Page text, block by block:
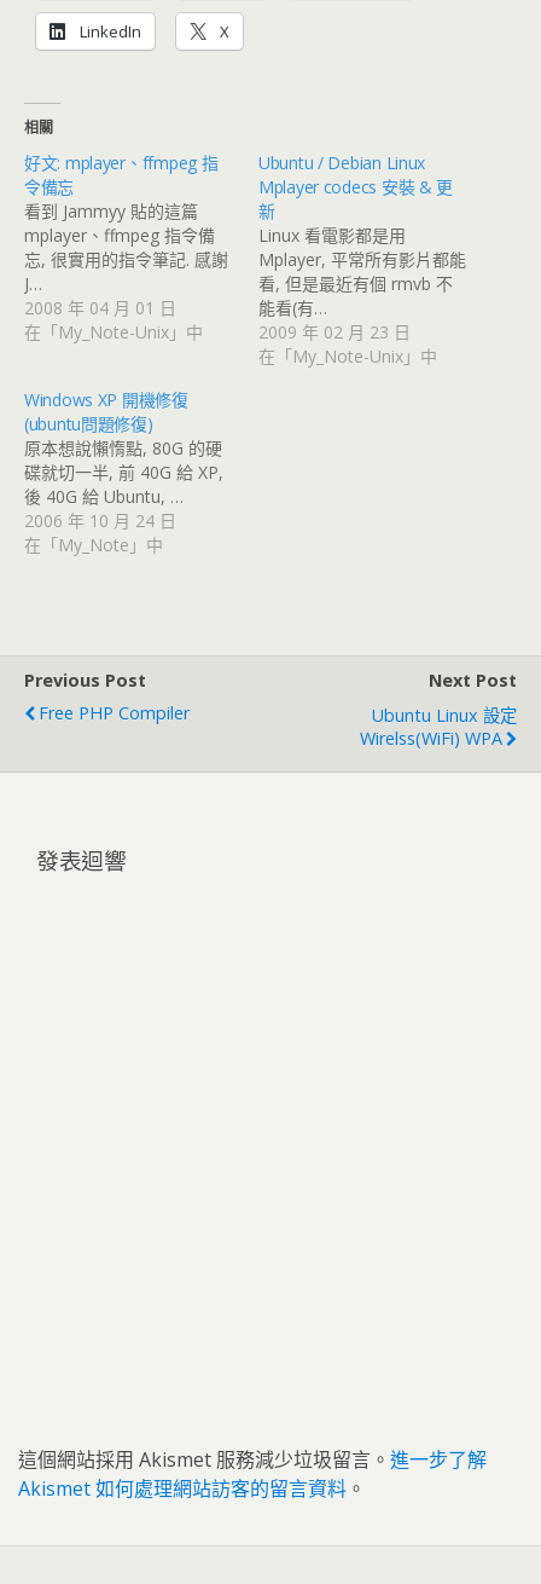
LinkedIn X
相關
好文: mplayer、ffmpeg 指
令備忘
看到 Jammyy 貼的這篇
mplayer、ffmpeg 指令備
忘, 很實用的指令筆記. 感謝
J…
2008 年 04 月 01 日
在「My_Note-Unix」中
Ubuntu / Debian Linux
Mplayer codecs 安裝 & 更
新
Linux 看電影都是用
Mplayer, 平常所有影片都能
看, 但是最近有個 rmvb 不
能看(有…
2009 年 02 月 23 日
在「My_Note-Unix」中
Windows XP 開機修復
(ubuntu問題修復)
原本想說懶惰點, 80G 的硬
碟就切一半, 前 40G 給 XP,
後 40G 給 Ubuntu, …
2006 年 10 月 24 日
在「My_Note」中
Previous Post
Free PHP Compiler
Next Post
Ubuntu Linux 設定
Wirelss(WiFi) WPA
發表迴響
這個網站採用 Akismet 服務減少垃圾留言。 進一步了解
Akismet 如何處理網站訪客的留言資料 。